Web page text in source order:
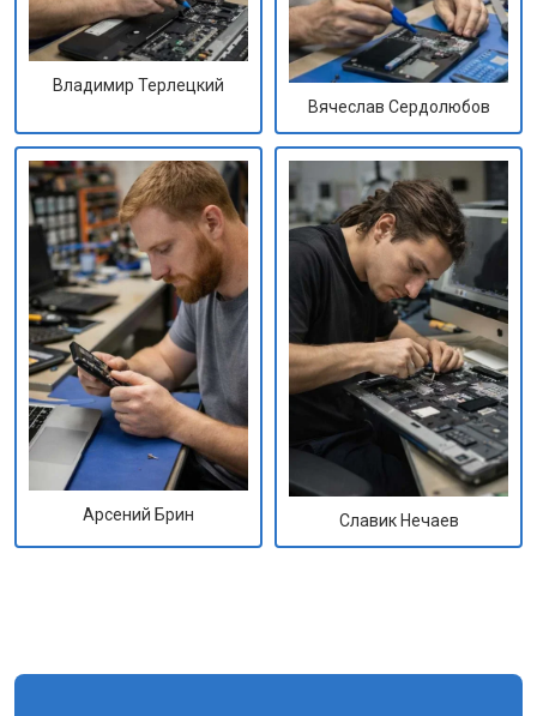
Владимир Терлецкий
Вячеслав Сердолюбов
Арсений Брин Славик Нечаев